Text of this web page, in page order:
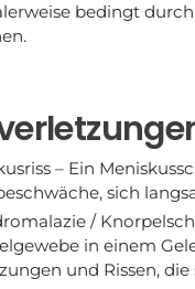
bedingt
– Ein
sich
/
in einem
und Rissen,